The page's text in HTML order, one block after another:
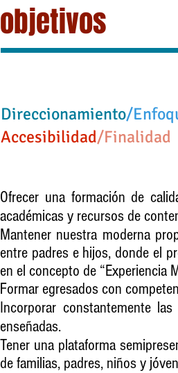
objetivos
Direccionamiento/
Accesibilidad​/Finalidad​
Ofrecer una formación de
académicas y recursos de
Mantener nuestra moderna
entre padres e hijos, donde el
en el concepto de “Experiencia
Formar egresados con
Incorporar constantemente
enseñadas.
Tener una plataforma
de familias, padres, niños y